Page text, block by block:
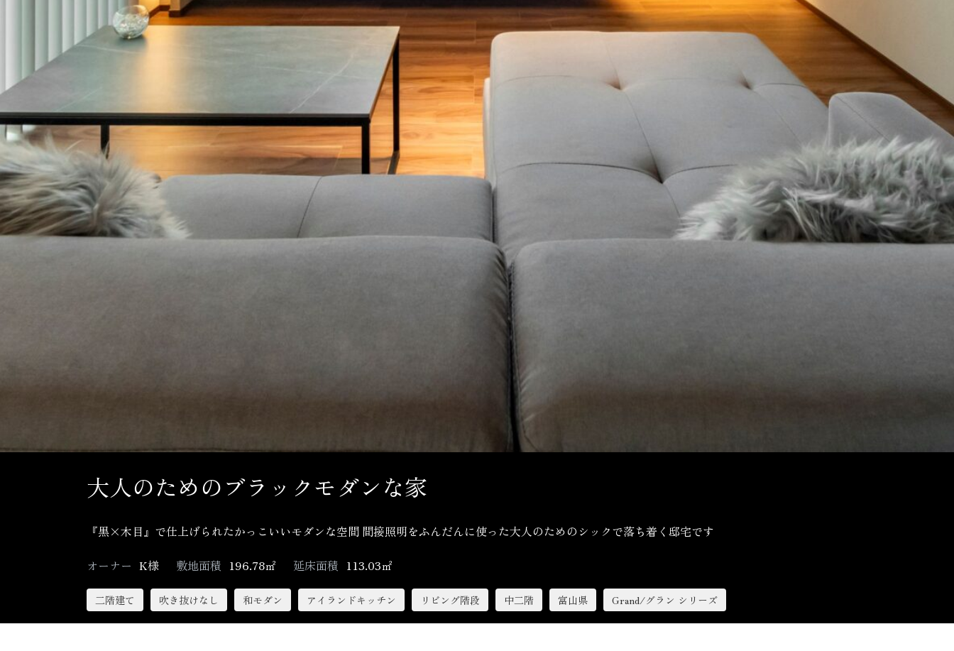
大人のためのブラックモダンな家
『黒×木目』で仕上げられたかっこいいモダンな空間 間接照明をふんだんに使った大人のためのシックで落ち着く邸宅です
オーナー K様 敷地面積 196.78㎡ 延床面積 113.03㎡
二階建て 吹き抜けなし 和モダン アイランドキッチン リビング階段 中二階 富山県 Grand/グラン シリーズ